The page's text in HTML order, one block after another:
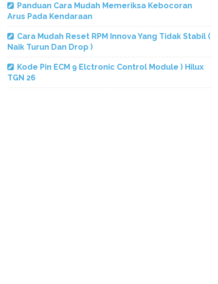
Panduan Cara Mudah Memeriksa Kebocoran
Arus Pada Kendaraan
Cara Mudah Reset RPM Innova Yang Tidak Stabil (
Naik Turun Dan Drop )
Kode Pin ECM 9 Elctronic Control Module ) Hilux
TGN 26